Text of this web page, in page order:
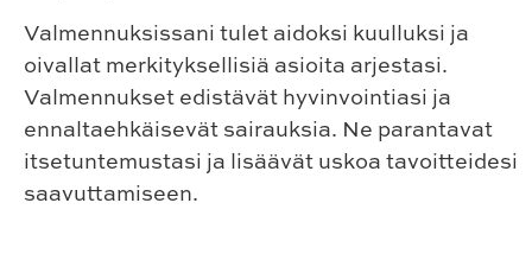
Valmennuksissani tulet aidoksi kuulluksi ja
oivallat merkityksellisiä asioita arjestasi.
Valmennukset edistävät hyvinvointiasi ja
ennaltaehkäisevät sairauksia. Ne parantavat
itsetuntemustasi ja lisäävät uskoa tavoitteidesi
saavuttamiseen.